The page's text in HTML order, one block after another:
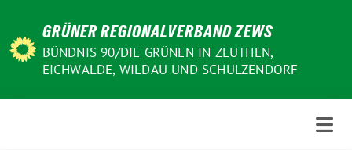
Inhalt
GRÜNER REGIONALVERBAND ZEWS
BÜNDNIS 90/DIE GRÜNEN IN ZEUTHEN,
EICHWALDE, WILDAU UND SCHULZENDORF